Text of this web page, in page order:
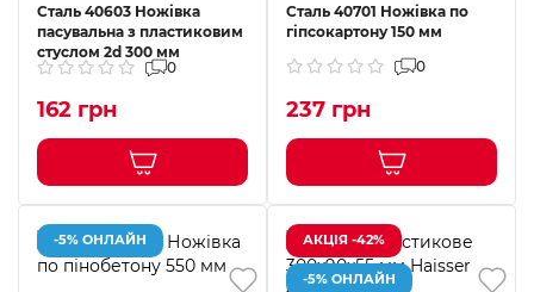
Сталь 40603 Ножівка
пасувальна з пластиковим
стуслом 2d 300 мм
0
162 грн
Сталь 40701 Ножівка по
гіпсокартону 150 мм
0
237 грн
-5% ОНЛАЙН АКЦІЯ -42%
-5% ОНЛАЙН